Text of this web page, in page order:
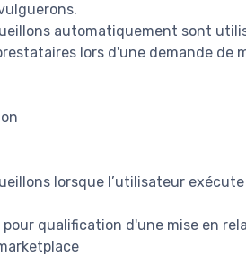
automatiquement sont
lors d'une demande
lorsque l’utilisateur
qualification d'une mise en